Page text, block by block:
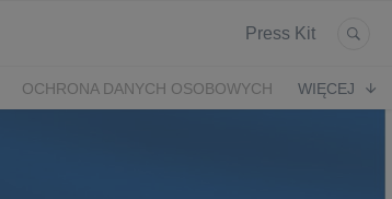
Press Kit
OCHRONA DANYCH OSOBOWYCH
WIĘCEJ